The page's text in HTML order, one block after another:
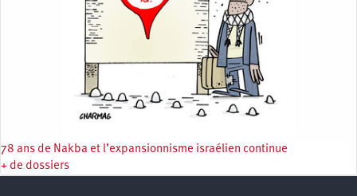
78 ans de Nakba et l’expansionnisme israélien continue
+ de dossiers